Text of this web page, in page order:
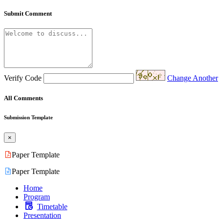
Submit Comment
Verify Code Change Another
All Comments
Submission Template
×
Paper Template
Paper Template
Home
Program
Timetable
Presentation